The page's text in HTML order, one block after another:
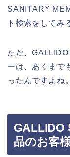
SANITARY
ト検索をしてみ
ただ、
ーは、あくまで
ったんですよね。
GALLIDO
品のお客